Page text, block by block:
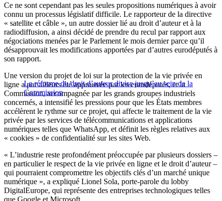
Ce ne sont cependant pas les seules propositions numériques à avoir
connu un processus législatif difficile. Le rapporteur de la directive
« satellite et câble », un autre dossier lié au droit d’auteur et à la
radiodiffusion, a ainsi décidé de prendre du recul par rapport aux
négociations menées par le Parlement le mois dernier parce qu’il
désapprouvait les modifications apportées par d’autres eurodéputés à
son rapport.
La réforme du droit d’auteur divise jusqu’au sein de la
Commission
Une version du projet de loi sur la protection de la vie privée en
ligne a par ailleurs été approuvée par les eurodéputés, et la
Commission, accompagnée par les grands groupes industriels
concernés, a intensifié les pressions pour que les États membres
accélèrent le rythme sur ce projet, qui affecte le traitement de la vie
privée par les services de télécommunications et applications
numériques telles que WhatsApp, et définit les règles relatives aux
« cookies » de confidentialité sur les sites Web.
« L’industrie reste profondément préoccupée par plusieurs dossiers –
en particulier le respect de la vie privée en ligne et le droit d’auteur –
qui pourraient compromettre les objectifs clés d’un marché unique
numérique », a expliqué Lionel Sola, porte-parole du lobby
DigitalEurope, qui représente des entreprises technologiques telles
que Google et Microsoft.